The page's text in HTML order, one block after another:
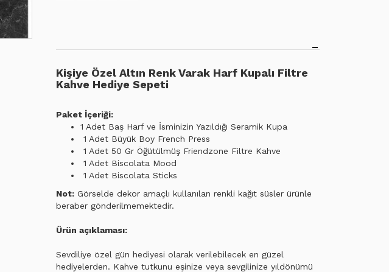
Kişiye Özel Altın Renk Varak Harf Kupalı Filtre
Kahve Hediye Sepeti
Paket İçeriği:
1 Adet Baş Harf ve İsminizin Yazıldığı Seramik Kupa
1 Adet Büyük Boy French Press
1 Adet 50 Gr Öğütülmüş Friendzone Filtre Kahve
1 Adet Biscolata Mood
1 Adet Biscolata Sticks
Not:Görselde dekor amaçlı kullanılan renkli kağıt süsler ürünle
beraber gönderilmemektedir.
Ürün açıklaması:
Sevdiliye özel gün hediyesi olarak verilebilecek en güzel
hediyelerden. Kahve tutkunu eşinize veya sevgilinize yıldönümü